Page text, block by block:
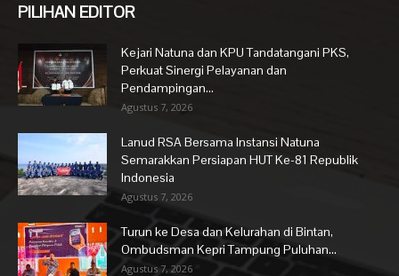
PILIHAN EDITOR
Kejari Natuna dan KPU Tandatangani PKS,
Perkuat Sinergi Pelayanan dan
Pendampingan...
Agustus 7, 2026
Lanud RSA Bersama Instansi Natuna
Semarakkan Persiapan HUT Ke-81 Republik
Indonesia
Agustus 7, 2026
Turun ke Desa dan Kelurahan di Bintan,
Ombudsman Kepri Tampung Puluhan...
Agustus 7, 2026